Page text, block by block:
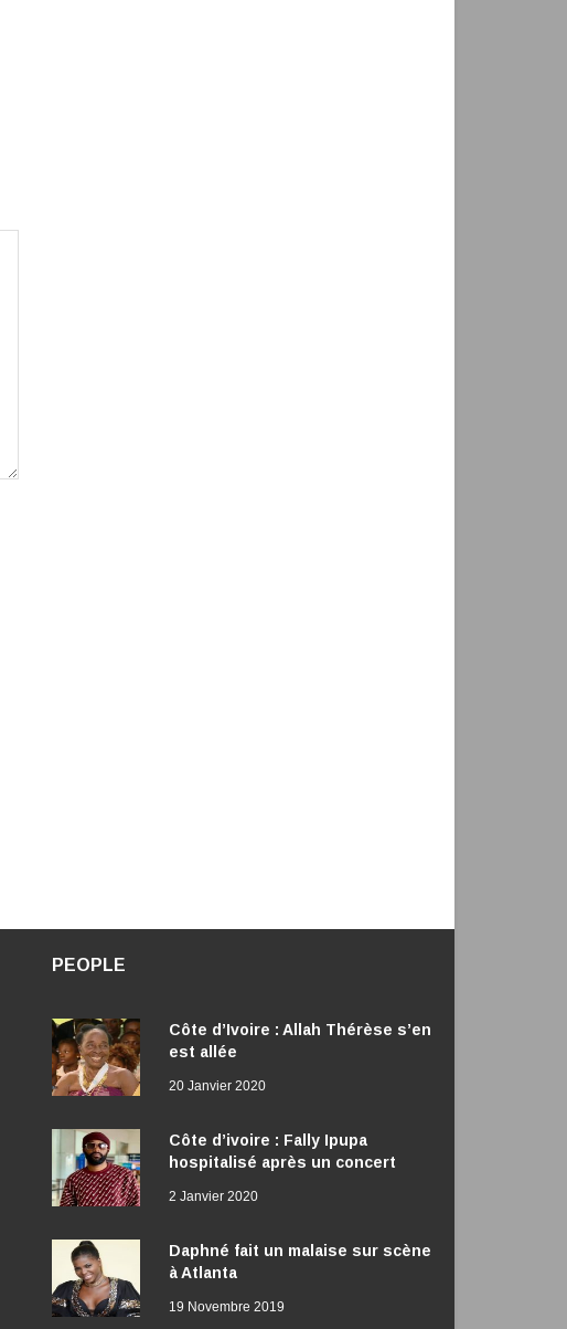
PEOPLE
Côte d’Ivoire : Allah Thérèse s’en
est allée
20 Janvier 2020
Côte d’ivoire : Fally Ipupa
hospitalisé après un concert
2 Janvier 2020
Daphné fait un malaise sur scène
à Atlanta
19 Novembre 2019